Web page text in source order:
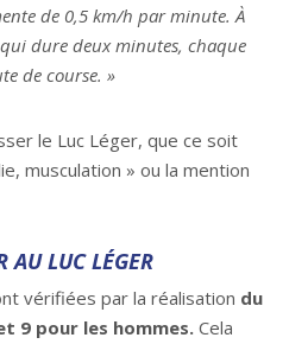
de 0,5 km/h par minute. À
dure deux minutes, chaque
de course. »
le Luc Léger, que ce soit
musculation » ou la mention
AU LUC LÉGER
vérifiées par la réalisation du
9 pour les hommes.Cela